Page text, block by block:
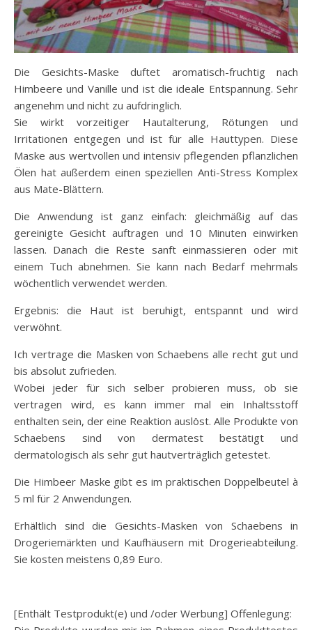
Die Gesichts-Maske duftet aromatisch-fruchtig nach
Himbeere und Vanille und ist die ideale Entspannung. Sehr
angenehm und nicht zu aufdringlich.
Sie wirkt vorzeitiger Hautalterung, Rötungen und
Irritationen entgegen und ist für alle Hauttypen. Diese
Maske aus wertvollen und intensiv pflegenden pflanzlichen
Ölen hat außerdem einen speziellen Anti-Stress Komplex
aus Mate-Blättern.
Die Anwendung ist ganz einfach: gleichmäßig auf das
gereinigte Gesicht auftragen und 10 Minuten einwirken
lassen. Danach die Reste sanft einmassieren oder mit
einem Tuch abnehmen. Sie kann nach Bedarf mehrmals
wöchentlich verwendet werden.
Ergebnis: die Haut ist beruhigt, entspannt und wird
verwöhnt.
Ich vertrage die Masken von Schaebens alle recht gut und
bis absolut zufrieden.
Wobei jeder für sich selber probieren muss, ob sie
vertragen wird, es kann immer mal ein Inhaltsstoff
enthalten sein, der eine Reaktion auslöst. Alle Produkte von
Schaebens sind von dermatest bestätigt und
dermatologisch als sehr gut hautverträglich getestet.
Die Himbeer Maske gibt es im praktischen Doppelbeutel à
5 ml für 2 Anwendungen.
Erhältlich sind die Gesichts-Masken von Schaebens in
Drogeriemärkten und Kaufhäusern mit Drogerieabteilung.
Sie kosten meistens 0,89 Euro.
[Enthält Testprodukt(e) und /oder Werbung] Offenlegung: